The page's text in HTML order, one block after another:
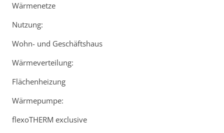
Wärmenetze
Nutzung:
Wohn- und Geschäftshaus
Wärmeverteilung:
Flächenheizung
Wärmepumpe:
flexoTHERM exclusive